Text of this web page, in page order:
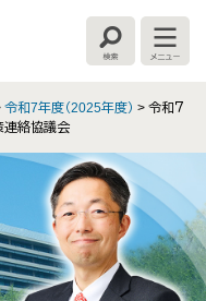
検
索
メ
ニ
ー
令和7年度（2025年度） > 令和７
連絡協議会